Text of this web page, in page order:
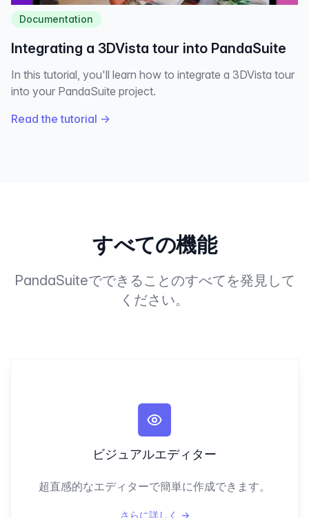
Documentation
Integrating a 3DVista tour into PandaSuite
In this tutorial, you'll learn how to integrate a 3DVista tour
into your PandaSuite project.
Read the tutorial →
すべての機能
PandaSuiteでできることのすべてを発見して
ください。
ビジュアルエディター
超直感的なエディターで簡単に作成できます。
さらに詳しく →